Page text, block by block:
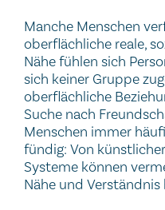
Manche Menschen
oberflächliche reale,
Nähe fühlen sich
sich keiner Gruppe
oberflächliche
Suche nach
Menschen immer
fündig: Von
Systeme können
Nähe und Verständnis